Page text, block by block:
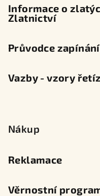
Informace o
Zlatnictví
Průvodce
Vazby - vzory
Nákup
Reklamace
Věrnostní